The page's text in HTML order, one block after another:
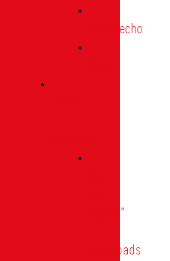
Presseecho
"digital"
Downloads